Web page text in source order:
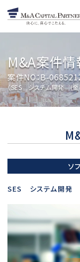
M&A案件情
案件NO：B-
（SES システム開発 (金
ソ
SES システム開発